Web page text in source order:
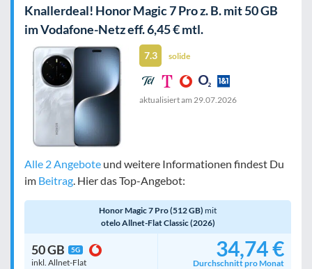
Knallerdeal! Honor Magic 7 Pro z. B. mit 50 GB
im Vodafone-Netz eff. 6,45 € mtl.
7.3 solide
aktualisiert am 29.07.2026
Alle 2 Angebote und weitere Informationen findest Du
im Beitrag . Hier das Top-Angebot:
Honor Magic 7 Pro (512 GB) mit
otelo Allnet-Flat Classic (2026)
50 GB 5G
inkl. Allnet-Flat
34,74 €
Durchschnitt pro Monat